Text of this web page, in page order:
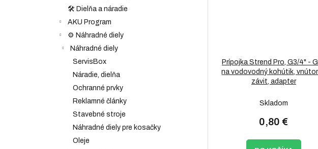
🛠️ Dielňa a náradie
AKU Program
⚙️ Náhradné diely
Náhradné diely
ServisBox
Náradie, dielňa
Ochranné prvky
Reklamné články
Stavebné stroje
Náhradné diely pre kosačky
Oleje
Prípojka Strend Pro, G3/4" -
na vodovodný kohútik,
závit, adapter
Skladom
0,80 €